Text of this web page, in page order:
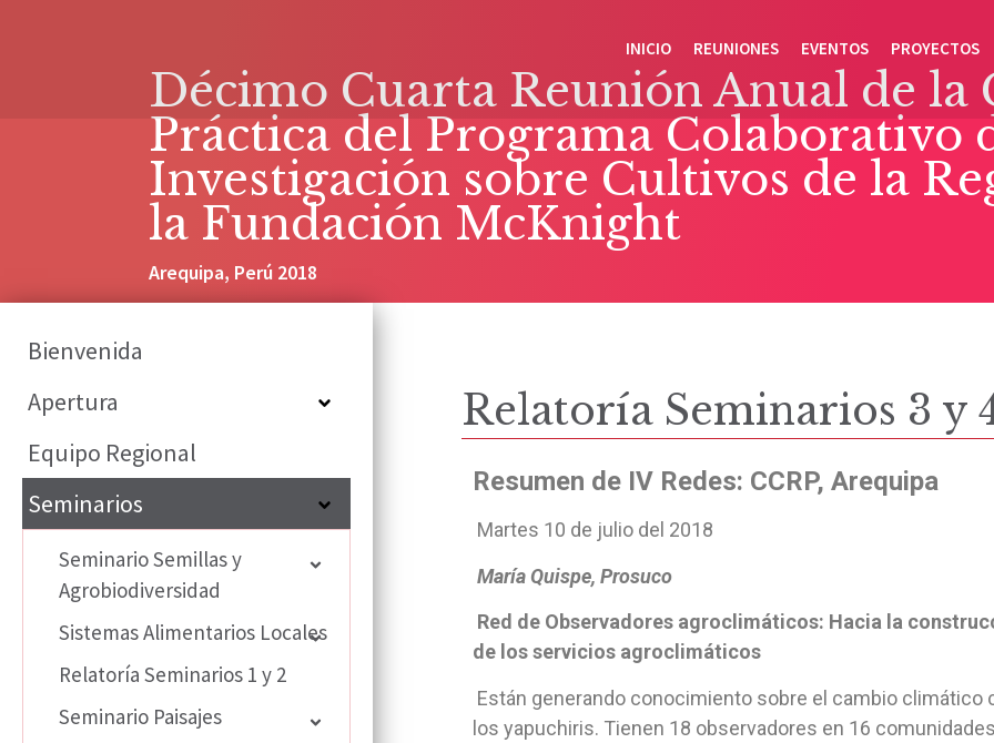
INICIO REUNIONES EVENTOS PROYECTOS
Décimo Cuarta Reunión Anual de la
Práctica del Programa Colaborativo
Investigación sobre Cultivos de la
la Fundación McKnight
Arequipa, Perú 2018
Bienvenida
Apertura
Equipo Regional
Seminarios
Seminario Semillas y
Agrobiodiversidad
Sistemas Alimentarios Locales
Relatoría Seminarios 1 y 2
Seminario Paisajes
Relatoría Seminarios 3 y
Resumen de IV Redes: CCRP, Arequipa
Martes 10 de julio del 2018
María Quispe, Prosuco
Red de Observadores agroclimáticos: Hacia la
de los servicios agroclimáticos
Están generando conocimiento sobre el cambio climático
los yapuchiris. Tienen 18 observadores en 16